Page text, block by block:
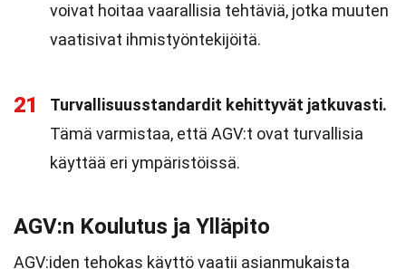
voivat hoitaa vaarallisia tehtäviä, jotka muuten
vaatisivat ihmistyöntekijöitä.
21
Turvallisuusstandardit kehittyvät jatkuvasti.
Tämä varmistaa, että AGV:t ovat turvallisia
käyttää eri ympäristöissä.
AGV:n Koulutus ja Ylläpito
AGV:iden tehokas käyttö vaatii asianmukaista